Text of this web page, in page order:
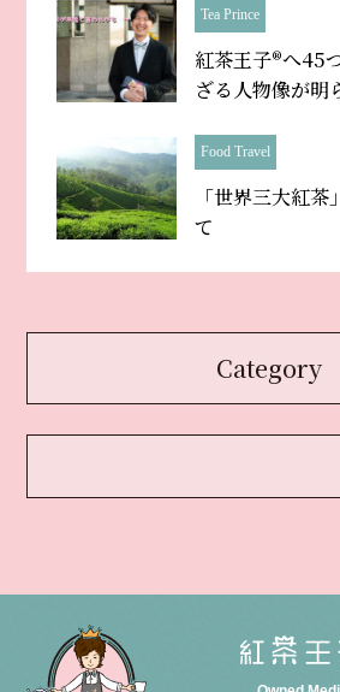
Tea Prince
紅茶王子®へ45
ざる人物像が明
Food Travel
「世界三大紅
て
Category